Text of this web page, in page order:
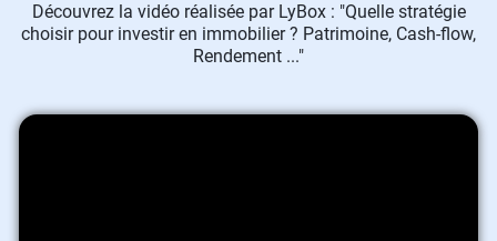
Découvrez la vidéo réalisée par LyBox : "Quelle stratégie
choisir pour investir en immobilier ? Patrimoine, Cash-flow,
Rendement ..."